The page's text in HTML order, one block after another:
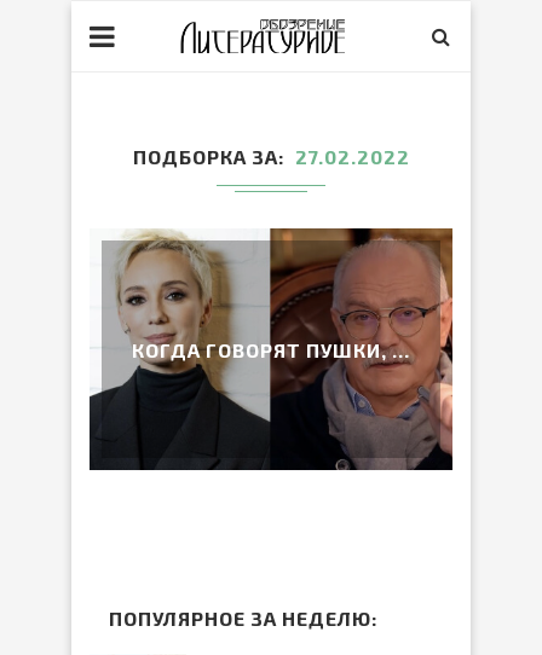
ПОДБОРКА ЗА 27.02.2022
КОГДА ГОВОРЯТ ПУШКИ, …
ПОПУЛЯРНОЕ ЗА НЕДЕЛЮ: